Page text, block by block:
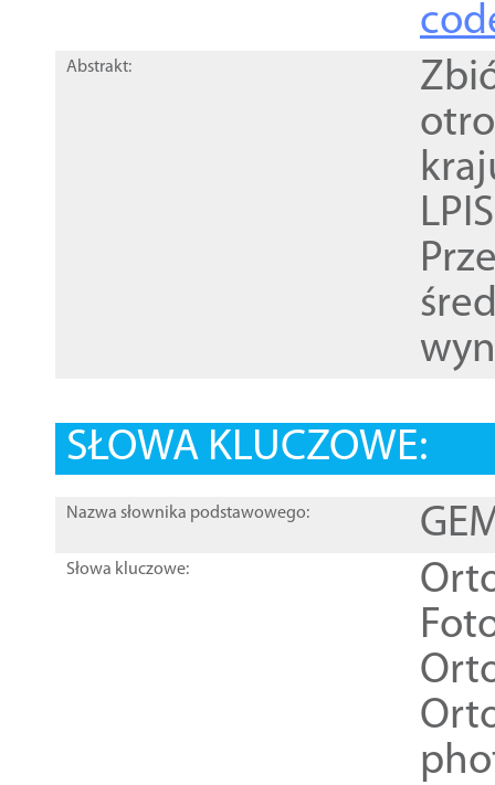
Abstrakt:
SŁOWA KLUCZOWE:
Nazwa słownika podstawowego:
Słowa kluczowe: